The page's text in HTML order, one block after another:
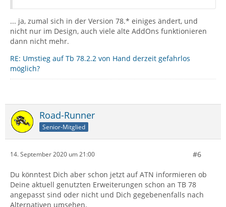
... ja, zumal sich in der Version 78.* einiges ändert, und
nicht nur im Design, auch viele alte AddOns funktionieren
dann nicht mehr.
RE: Umstieg auf Tb 78.2.2 von Hand derzeit gefahrlos
möglich?
Road-Runner
Senior-Mitglied
14. September 2020 um 21:00 #6
Du könntest Dich aber schon jetzt auf ATN informieren ob
Deine aktuell genutzten Erweiterungen schon an TB 78
angepasst sind oder nicht und Dich gegebenenfalls nach
Alternativen umsehen.